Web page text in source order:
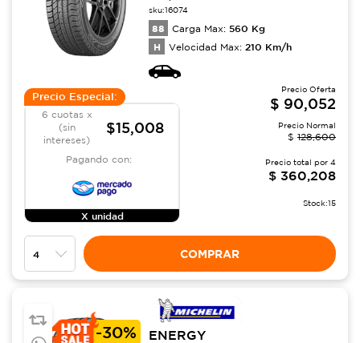
sku:16074
88 Carga Max: 560 Kg
H Velocidad Max: 210 Km/h
Precio Especial:
6 cuotas x
(sin
intereses)
$15,008
Pagando con:
X unidad
Precio Oferta
$ 90,052
Precio Normal
$ 128,600
Precio total por 4
$ 360,208
Stock:15
COMPRAR
-30%
ENERGY